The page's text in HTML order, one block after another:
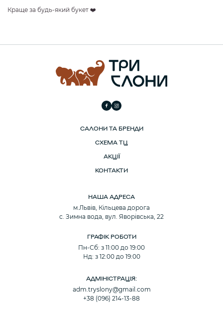
Краще за будь-який букет ❤️
САЛОНИ ТА БРЕНДИ
СХЕМА ТЦ
АКЦІЇ
КОНТАКТИ
НАША АДРЕСА
м.Львів, Кільцева дорога
с. Зимна вода, вул. Яворівська, 22
ГРАФІК РОБОТИ
Пн-Сб: з 11:00 до 19:00
Нд: з 12:00 до 19:00
АДМІНІСТРАЦІЯ:
adm.tryslony@gmail.com
+38 (096) 214-13-88